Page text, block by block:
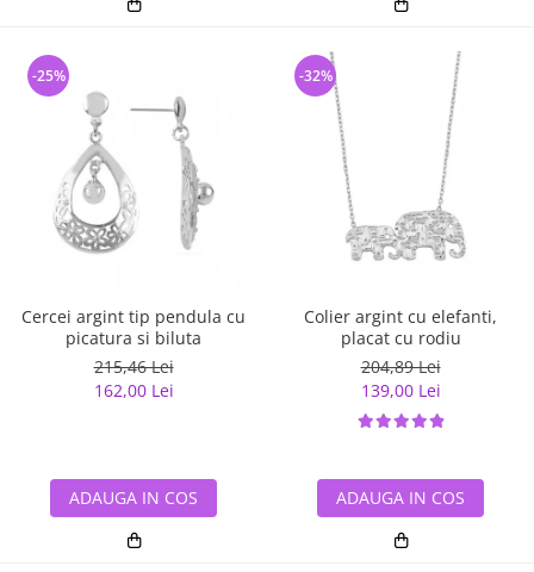
Cercei argint tip pendula cu
picatura si biluta
215,46 Lei
162,00 Lei
-25%
ADAUGA IN COS
Colier argint cu elefanti,
placat cu rodiu
204,89 Lei
139,00 Lei
-32%
ADAUGA IN COS